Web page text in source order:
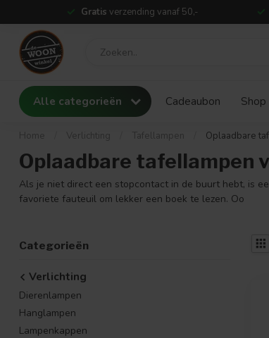
Gratis verzending vanaf 50,-
Alle categorieën Cadeaubon
Home Verlichting Tafellampen Oplaadbare
Oplaadbare tafellampen
Als je niet direct een stopcontact in de buurt hebt, is
favoriete fauteuil om lekker een boek te lezen. Oo
Categorieën
Verlichting
Dierenlampen
Hanglampen
Lampenkappen